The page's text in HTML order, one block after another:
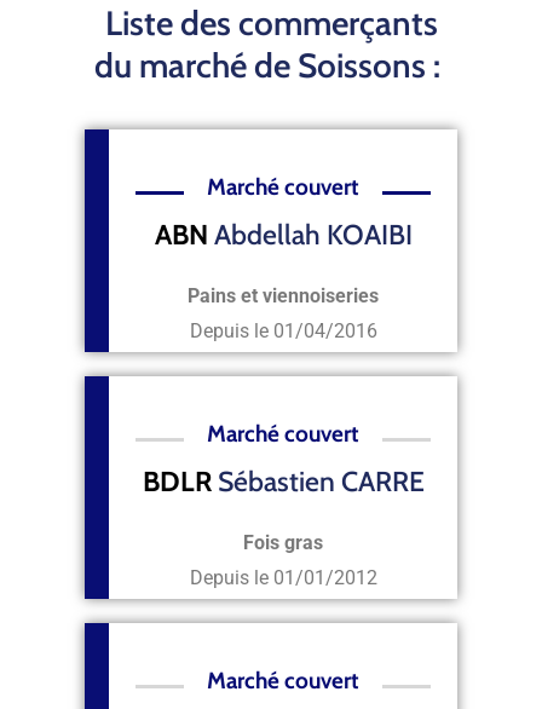
Liste des commerçants
du marché de Soissons :
Marché couvert
ABN Abdellah KOAIBI
Pains et viennoiseries
Depuis le 01/04/2016
Marché couvert
BDLRSébastien CARRE
Fois gras
Depuis le 01/01/2012
Marché couvert